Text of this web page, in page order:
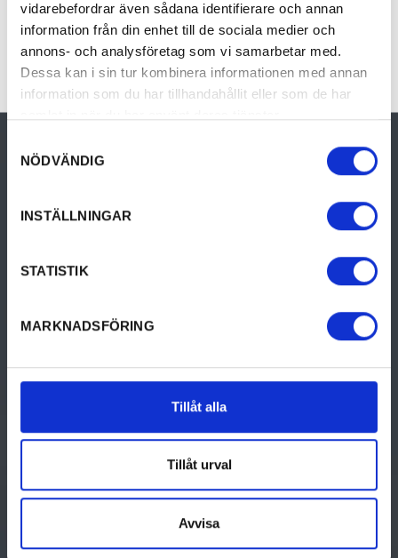
vidarebefordrar även sådana identifierare och annan
information från din enhet till de sociala medier och
annons- och analysföretag som vi samarbetar med.
Dessa kan i sin tur kombinera informationen med annan
information som du har tillhandahållit eller som de har
NÖDVÄNDIG
INSTÄLLNINGAR
STATISTIK
MARKNADSFÖRING
Tillåt alla
Tillåt urval
Avvisa
Tidigare tillfällen
Turistinformation Filipstad
0590-613 54
turism@filipstad.se
Aktiviteter
UPPTÄCK VÄRMLAND
Upptäck Värmland